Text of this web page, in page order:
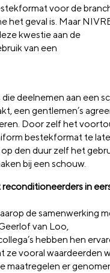
voor de
het geval is. Maar
kwestie aan de
van een
deelnemen aan een
een gentlemen’s
Door zelf het
bestekformat te
den duur zelf het
bij een schouw.
in
de samenwerking
van Loo,
hebben hen
ze vooral waardeerden
maatregelen er